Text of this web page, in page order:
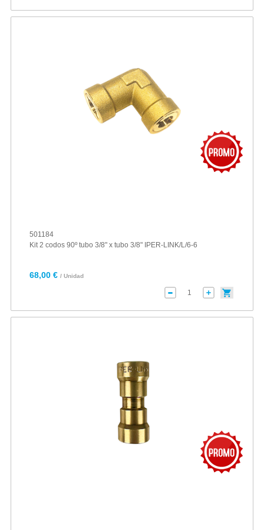
501184
Kit 2 codos 90º tubo 3/8" x tubo 3/8" IPER-LINK/L/6-6
68,00 € / Unidad